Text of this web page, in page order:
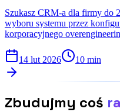
Szukasz CRM-a dla firmy do
wyboru systemu przez
korporacyjnego
14 lut 2026 10 min
Zbudujmy coś